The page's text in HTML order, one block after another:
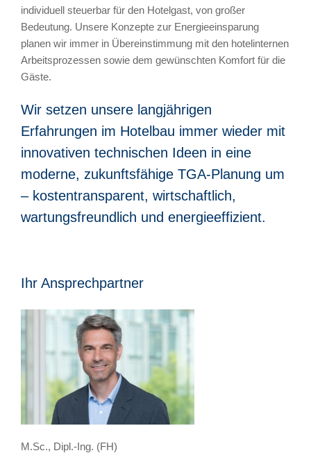
individuell steuerbar für den Hotelgast, von großer
Bedeutung. Unsere Konzepte zur Energieeinsparung
planen wir immer in Übereinstimmung mit den hotelinternen
Arbeitsprozessen sowie dem gewünschten Komfort für die
Gäste.
Wir setzen unsere langjährigen
Erfahrungen im Hotelbau immer wieder mit
innovativen technischen Ideen in eine
moderne, zukunftsfähige TGA-Planung um
– kostentransparent, wirtschaftlich,
wartungsfreundlich und energieeffizient.
Ihr Ansprechpartner
M.Sc., Dipl.-Ing. (FH)